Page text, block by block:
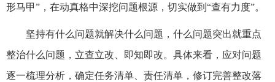
形马甲”，在动真格中深挖问题根源，切实做到“查有力度”。
坚持有什么问题就解决什么问题，什么问题突出就重点
整治什么问题，立查立改、即知即改。具体来看，应对问题
逐一梳理分析，确定任务清单、责任清单，修订完善整改落